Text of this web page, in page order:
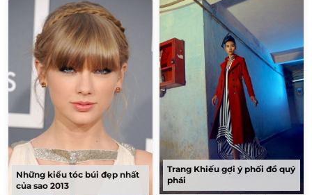
Những kiểu tóc búi đẹp nhất
của sao 2013
Trang Khiếu gợi ý phối đồ quý
phái